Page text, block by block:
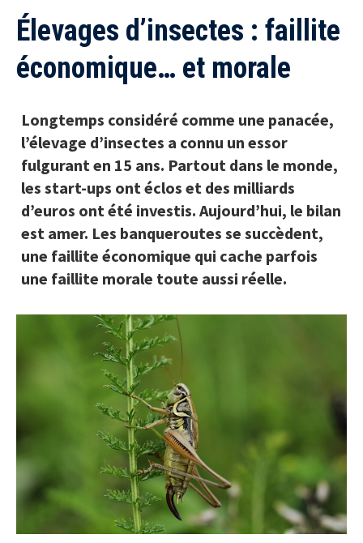
Élevages d’insectes : faillite
économique… et morale
Longtemps considéré comme une panacée,
l’élevage d’insectes a connu un essor
fulgurant en 15 ans. Partout dans le monde,
les start-ups ont éclos et des milliards
d’euros ont été investis. Aujourd’hui, le bilan
est amer. Les banqueroutes se succèdent,
une faillite économique qui cache parfois
une faillite morale toute aussi réelle.